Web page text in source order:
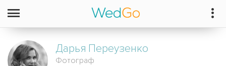
Дарья Переузенко
Фотограф